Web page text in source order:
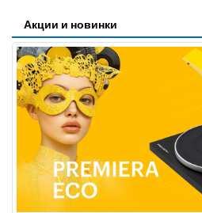
Акции и новинки